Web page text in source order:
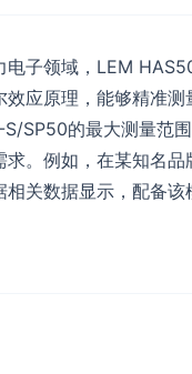
电子领域，LEM
应原理，能够精准
SP50的最大测量范
。例如，在某知名
关数据显示，配备